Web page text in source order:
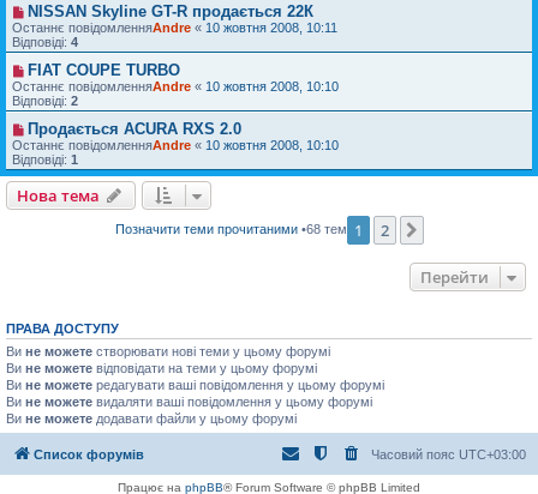
NISSAN Skyline GT-R продається 22К
Останнє повідомленняAndre « 10 жовтня 2008, 10:11
Відповіді: 4
FIAT COUPE TURBO
Останнє повідомленняAndre « 10 жовтня 2008, 10:10
Відповіді: 2
Продається ACURA RXS 2.0
Останнє повідомленняAndre « 10 жовтня 2008, 10:10
Відповіді: 1
Нова тема
Позначити теми прочитаними•68 тем 1 2
Перейти
ПРАВА ДОСТУПУ
Ви не можете створювати нові теми у цьому форумі
Ви не можете відповідати на теми у цьому форумі
Ви не можете редагувати ваші повідомлення у цьому форумі
Ви не можете видаляти ваші повідомлення у цьому форумі
Ви не можете додавати файли у цьому форумі
Список форумів Часовий пояс UTC+03:00
Працює на phpBB® Forum Software © phpBB Limited